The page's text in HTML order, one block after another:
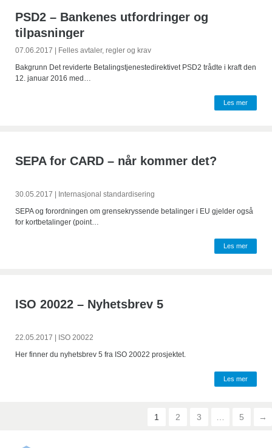
PSD2 – Bankenes utfordringer og
tilpasninger
07.06.2017 | Felles avtaler, regler og krav
Bakgrunn Det reviderte Betalingstjenestedirektivet PSD2 trådte i kraft den
12. januar 2016 med…
Les mer
SEPA for CARD – når kommer det?
30.05.2017 | Internasjonal standardisering
SEPA og forordningen om grensekryssende betalinger i EU gjelder også
for kortbetalinger (point…
Les mer
ISO 20022 – Nyhetsbrev 5
22.05.2017
ISO 20022
Her finner du nyhetsbrev 5 fra ISO 20022 prosjektet.
Les mer
1 2 3 5 →